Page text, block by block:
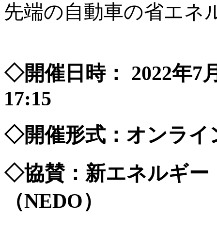
先端の自動車の省エネ
◇開催日時： 2022年7
17:15
◇開催形式：オンライ
◇協賛：新エネルギー
（NEDO）